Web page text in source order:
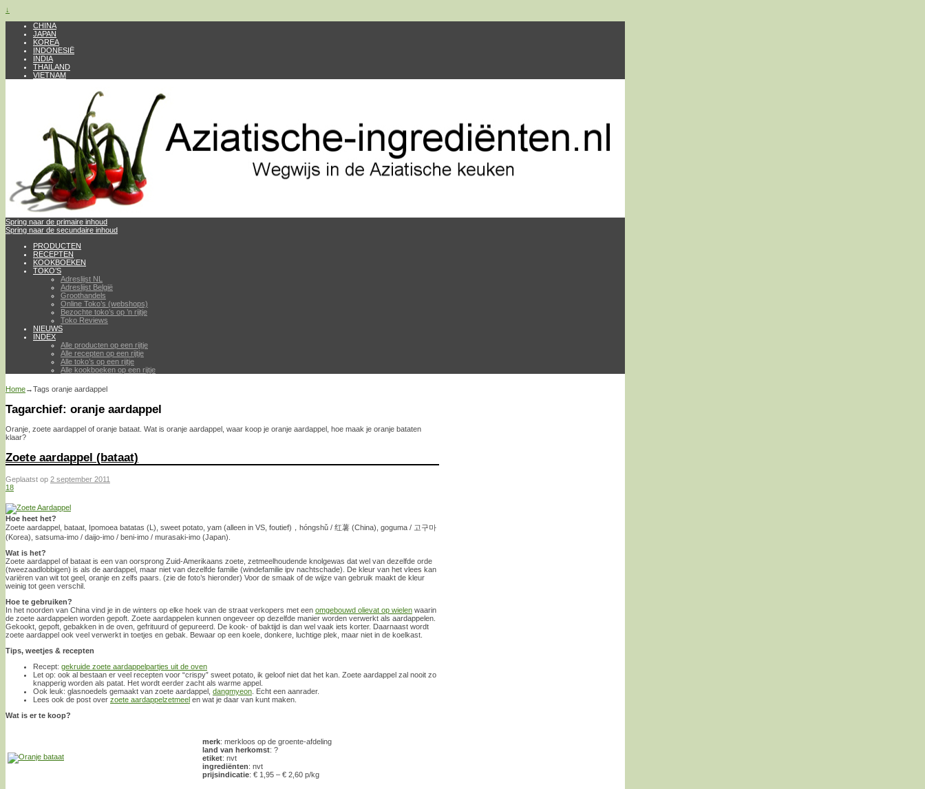
↓
CHINA
JAPAN
KOREA
INDONESIË
INDIA
THAILAND
VIETNAM
Spring naar de primaire inhoud
Spring naar de secundaire inhoud
PRODUCTEN
RECEPTEN
KOOKBOEKEN
TOKO’S
Adreslijst NL
Adreslijst België
Groothandels
Online Toko’s (webshops)
Bezochte toko’s op ’n rijtje
Toko Reviews
NIEUWS
INDEX
Alle producten op een rijtje
Alle recepten op een rijtje
Alle toko’s op een rijtje
Alle kookboeken op een rijtje
Home→Tags oranje aardappel
Tagarchief: oranje aardappel
Oranje, zoete aardappel of oranje bataat. Wat is oranje aardappel, waar koop je oranje aardappel, hoe maak je oranje bataten
klaar?
Zoete aardappel (bataat)
Geplaatst op 2 september 2011
18
Hoe heet het?
Zoete aardappel, bataat, Ipomoea batatas (L), sweet potato, yam (alleen in VS, foutief)，hóngshǔ / 红薯 (China), goguma / 고구마
(Korea), satsuma-imo / daijo-imo / beni-imo / murasaki-imo (Japan).
Wat is het?
Zoete aardappel of bataat is een van oorsprong Zuid-Amerikaans zoete, zetmeelhoudende knolgewas dat wel van dezelfde orde
(tweezaadlobbigen) is als de aardappel, maar niet van dezelfde familie (windefamilie ipv nachtschade). De kleur van het vlees kan
variëren van wit tot geel, oranje en zelfs paars. (zie de foto’s hieronder) Voor de smaak of de wijze van gebruik maakt de kleur
weinig tot geen verschil.
Hoe te gebruiken?
In het noorden van China vind je in de winters op elke hoek van de straat verkopers met een omgebouwd olievat op wielen waarin
de zoete aardappelen worden gepoft. Zoete aardappelen kunnen ongeveer op dezelfde manier worden verwerkt als aardappelen.
Gekookt, gepoft, gebakken in de oven, gefrituurd of gepureerd. De kook- of baktijd is dan wel vaak iets korter. Daarnaast wordt
zoete aardappel ook veel verwerkt in toetjes en gebak. Bewaar op een koele, donkere, luchtige plek, maar niet in de koelkast.
Tips, weetjes & recepten
Recept: gekruide zoete aardappelpartjes uit de oven
Let op: ook al bestaan er veel recepten voor “crispy” sweet potato, ik geloof niet dat het kan. Zoete aardappel zal nooit zo
knapperig worden als patat. Het wordt eerder zacht als warme appel.
Ook leuk: glasnoedels gemaakt van zoete aardappel, dangmyeon . Echt een aanrader.
Lees ook de post over zoete aardappelzetmeel en wat je daar van kunt maken.
Wat is er te koop?
merk: merkloos op de groente-afdeling
land van herkomst: ?
etiket: nvt
ingrediënten: nvt
prijsindicatie: € 1,95 – € 2,60 p/kg